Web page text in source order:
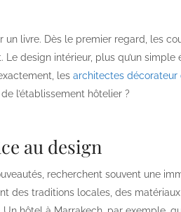
un livre. Dès le premier regard, les
design intérieur, plus qu’un
les architectes décorateur
l’établissement hôtelier ?
au design
recherchent souvent une
des traditions locales, des